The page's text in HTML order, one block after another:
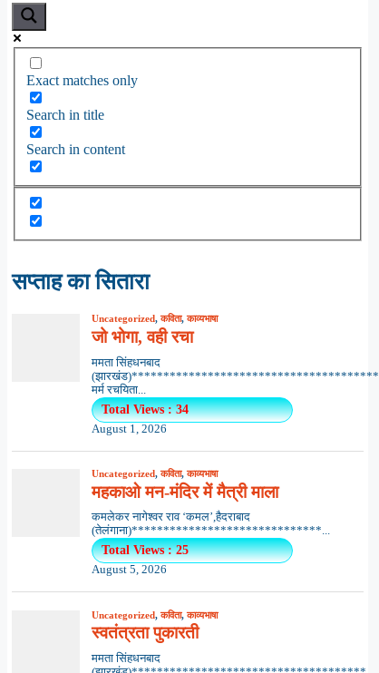
Exact matches only
Search in title
Search in content
सप्ताह का सितारा
Uncategorized,कविता,काव्यभाषा
जो भोगा, वही रचा
ममता सिंहधनबाद
(झारखंड)***************************************
मर्म रचयिता...
Total Views : 34
August 1, 2026
Uncategorized,कविता,काव्यभाषा
महकाओ मन-मंदिर में मैत्री माला
कमलेकर नागेश्वर राव ‘कमल’,हैदराबाद
(तेलंगाना)******************************...
Total Views : 25
August 5, 2026
Uncategorized,कविता,काव्यभाषा
स्वतंत्रता पुकारती
ममता सिंहधनबाद